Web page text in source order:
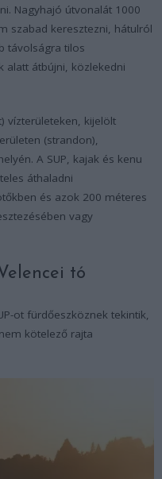
Nagyhajó útvonalát 1000
szabad keresztezni, hátulról
távolságra tilos
alatt átbújni, közlekedni
vízterületeken, kijelölt
(strandon),
A SUP, kajak és kenu
áthaladni
és azok 200 méteres
vagy
tó
ot fürdőeszköznek tekintik,
kötelező rajta